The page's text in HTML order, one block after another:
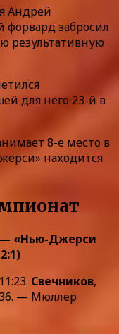
Андрей
форвард забросил
результативную
для него 23-й в
8-е место в
находится
— «Нью-Джерси
Свечников,
— Мюллер